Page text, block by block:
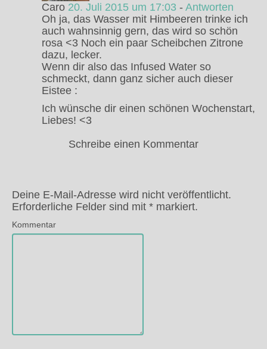
Caro 20. Juli 2015 um 17:03 - Antworten
Oh ja, das Wasser mit Himbeeren trinke ich
auch wahnsinnig gern, das wird so schön
rosa <3 Noch ein paar Scheibchen Zitrone
dazu, lecker.
Wenn dir also das Infused Water so
schmeckt, dann ganz sicher auch dieser
Eistee :
Ich wünsche dir einen schönen Wochenstart,
Liebes! <3
Schreibe einen Kommentar
Deine E-Mail-Adresse wird nicht veröffentlicht.
Erforderliche Felder sind mit * markiert.
Kommentar